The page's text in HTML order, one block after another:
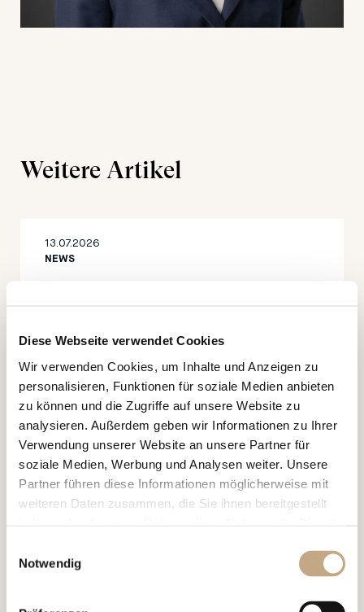
Diese Webseite verwendet Cookies
Wir verwenden Cookies, um Inhalte und Anzeigen zu
personalisieren, Funktionen für soziale Medien anbieten
zu können und die Zugriffe auf unsere Website zu
analysieren. Außerdem geben wir Informationen zu Ihrer
Verwendung unserer Website an unsere Partner für
soziale Medien, Werbung und Analysen weiter. Unsere
Partner führen diese Informationen möglicherweise mit
weiteren Daten zusammen, die Sie ihnen bereitgestellt
Notwendig
Weitere Artikel
13.07.2026
NEWS
Verfügung gegen eine Bank
weitgehend auf
Reform des EU-Designrechts –